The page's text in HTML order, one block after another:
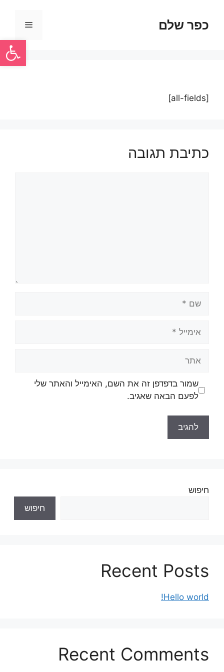
פתח
כפר שלם
[all-fields]
כתיבת תגובה
שמור בדפדפן זה את השם, האימייל והאתר שלי
לפעם הבאה שאגיב.
חיפוש
חיפוש
Recent Posts
Hello world!
Recent Comments